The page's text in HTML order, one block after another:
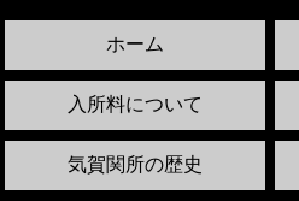
ホーム
入所料について
気賀関所の歴史